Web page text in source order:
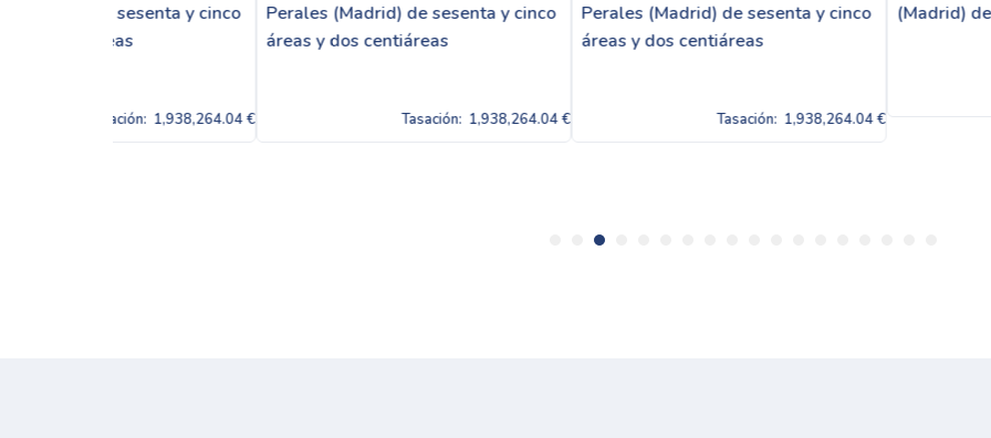
Perales (Madrid) de sesenta y cinco
áreas y dos centiáreas
1,938,264.04 €
Perales (Madrid) de sesenta y cinco
áreas y dos centiáreas
1,938,264.04 €
(Madrid) de dos hectáreas